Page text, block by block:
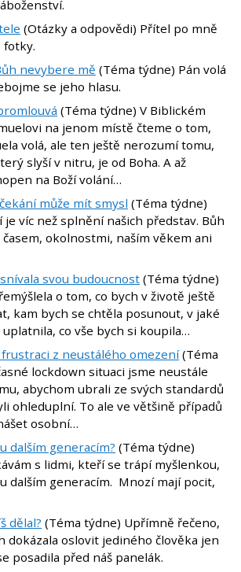
(Otázky a odpovědi) Přítel po mně
fotky.
nevybere mě (Téma týdne) Pán volá
se jeho hlasu.
(Téma týdne) V Biblickém
na jenom místě čteme o tom,
volá, ale ten ještě nerozumí tomu,
slyší v nitru, je od Boha. A až
na Boží volání…
může mít smysl (Téma týdne)
je víc než splnění našich představ. Bůh
okolnostmi, naším věkem ani
svou budoucnost (Téma týdne)
o tom, co bych v životě ještě
kam bych se chtěla posunout, v jaké
co vše bych si koupila…
z neustálého omezení(Téma
lockdown situaci jsme neustále
abychom ubrali ze svých standardů
ohleduplní. To ale ve většině případů
osobní…
dalším generacím? (Téma týdne)
s lidmi, kteří se trápí myšlenkou,
dalším generacím. Mnozí mají pocit,
dělal? (Téma týdne) Upřímně řečeno,
dokázala oslovit jediného člověka jen
posadila před náš panelák.